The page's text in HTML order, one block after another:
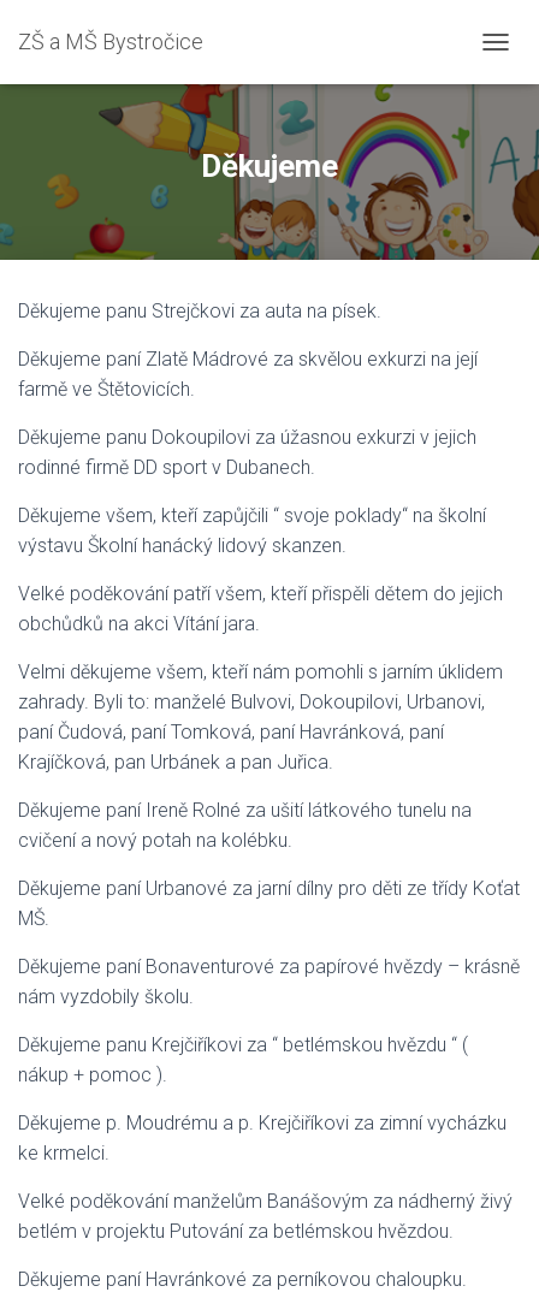
ZŠ a MŠ Bystročice
Ř
N
Děkujeme
Děkujeme panu Strejčkovi za auta na písek.
Děkujeme paní Zlatě Mádrové za skvělou exkurzi na její
farmě ve Štětovicích.
Děkujeme panu Dokoupilovi za úžasnou exkurzi v jejich
rodinné firmě DD sport v Dubanech.
Děkujeme všem, kteří zapůjčili “ svoje poklady“ na školní
výstavu Školní hanácký lidový skanzen.
Velké poděkování patří všem, kteří přispěli dětem do jejich
obchůdků na akci Vítání jara.
Velmi děkujeme všem, kteří nám pomohli s jarním úklidem
zahrady. Byli to: manželé Bulvovi, Dokoupilovi, Urbanovi,
paní Čudová, paní Tomková, paní Havránková, paní
Krajíčková, pan Urbánek a pan Juřica.
Děkujeme paní Ireně Rolné za ušití látkového tunelu na
cvičení a nový potah na kolébku.
Děkujeme paní Urbanové za jarní dílny pro děti ze třídy Koťat
MŠ.
Děkujeme paní Bonaventurové za papírové hvězdy – krásně
nám vyzdobily školu.
Děkujeme panu Krejčiříkovi za “ betlémskou hvězdu “ (
nákup + pomoc ).
Děkujeme p. Moudrému a p. Krejčiříkovi za zimní vycházku
ke krmelci.
Velké poděkování manželům Banášovým za nádherný živý
betlém v projektu Putování za betlémskou hvězdou.
Děkujeme paní Havránkové za perníkovou chaloupku.